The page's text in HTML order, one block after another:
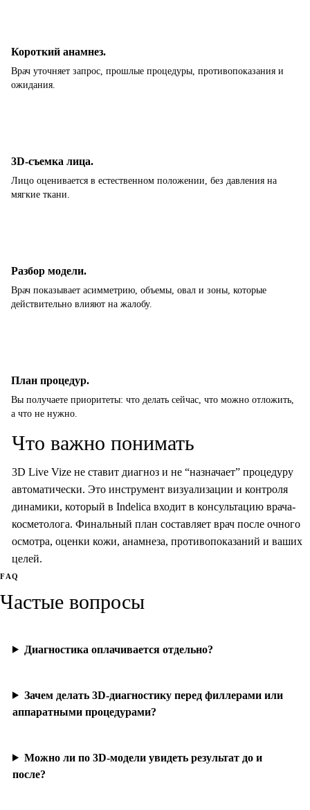
Короткий анамнез.
Врач уточняет запрос, прошлые процедуры, противопоказания и
ожидания.
3D-съемка лица.
Лицо оценивается в естественном положении, без давления на
мягкие ткани.
Разбор модели.
Врач показывает асимметрию, объемы, овал и зоны, которые
действительно влияют на жалобу.
План процедур.
Вы получаете приоритеты: что делать сейчас, что можно отложить,
а что не нужно.
Что важно понимать
3D Live Vize не ставит диагноз и не “назначает” процедуру
автоматически. Это инструмент визуализации и контроля
динамики, который в Indelica входит в консультацию врача-
косметолога. Финальный план составляет врач после очного
осмотра, оценки кожи, анамнеза, противопоказаний и ваших
целей.
FAQ
Частые вопросы
Диагностика оплачивается отдельно?
Зачем делать 3D-диагностику перед филлерами или
аппаратными процедурами?
Можно ли по 3D-модели увидеть результат до и
после?